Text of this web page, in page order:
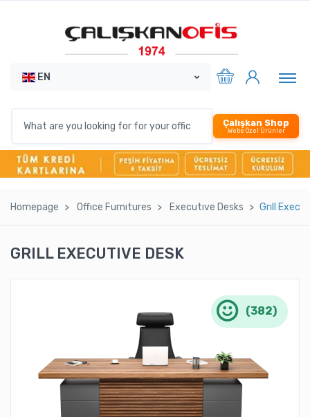
EN
Çalışkan Shop
Webe Özel Ürünler
Homepage Offıce Furnıtures Executıve Desks Grıll
GRILL EXECUTIVE DESK
(382)